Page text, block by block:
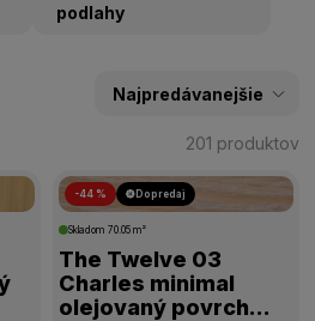
podlahy
201 produktov
-44 % Dopredaj
Skladom 70.05 m²
The Twelve 03
Charles minimal
olejovaný povrch